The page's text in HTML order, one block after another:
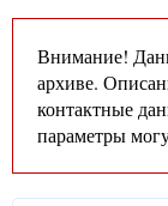
Внимание!
архиве.
контактные
параметры